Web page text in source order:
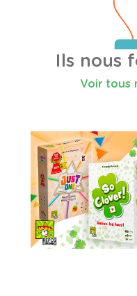
Ils nous
Voir tous